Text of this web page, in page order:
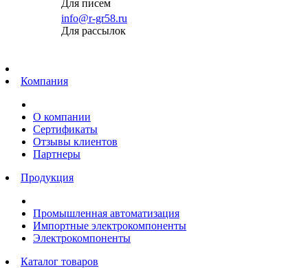
Для писем
info@r-gr58.ru
Для рассылок
Компания
О компании
Сертификаты
Отзывы клиентов
Партнеры
Продукция
Промышленная автоматизация
Импортные электрокомпоненты
Электрокомпоненты
Каталог товаров